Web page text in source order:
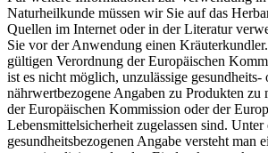
Naturheilkunde müssen wir Sie auf das
Quellen im Internet oder in der Literatur
Sie vor der Anwendung einen
gültigen Verordnung der Europäischen
ist es nicht möglich, unzulässige gesundheits-
nährwertbezogene Angaben zu Produkten zu
der Europäischen Kommission oder der
Lebensmittelsicherheit zugelassen sind. Unter
gesundheitsbezogenen Angabe versteht man